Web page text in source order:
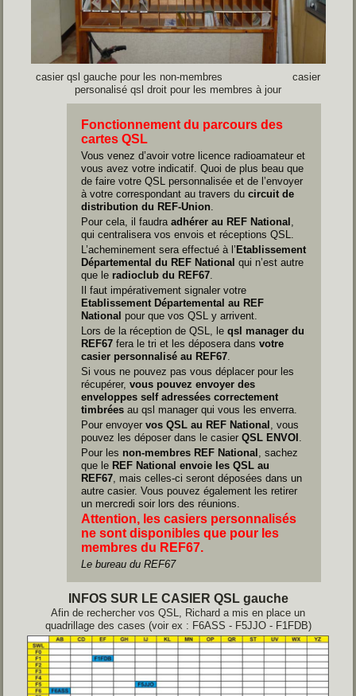
casier qsl gauche pour les non-membres casier
personalisé qsl droit pour les membres à jour
Fonctionnement du parcours des
cartes QSL
Vous venez d’avoir votre licence radioamateur et
vous avez votre indicatif. Quoi de plus beau que
de faire votre QSL personnalisée et de l’envoyer
à votre correspondant au travers ducircuit de
distribution du REF-Union
Pour cela, il faudraadhérer au REF National
qui centralisera vos envois et réceptions QSL.
L’acheminement sera effectué à l’ Etablissement
Départemental du REF Nationalqui n’est autre
que le radioclub du REF67
Il faut impérativement signaler votre
Etablissement Départemental au REF
National pour que vos QSL y arrivent.
Lors de la réception de QSL, leqsl manager du
REF67 fera le tri et les déposera dansvotre
casier personnalisé au REF67
Si vous ne pouvez pas vous déplacer pour les
récupérer,vous pouvez envoyer des
enveloppes self adressées correctement
timbrées au qsl manager qui vous les enverra.
Pour envoyervos QSL au REF National
, vous
pouvez les déposer dans le casierQSL ENVOI
Pour les non-membres REF National
, sachez
que le REF National envoie les QSL au
REF67 , mais celles-ci seront déposées dans un
autre casier. Vous pouvez également les retirer
un mercredi soir lors des réunions.
Attention, les casiers personnalisés
ne sont disponibles que pour les
membres du REF67.
Le bureau du REF67
INFOS SUR LE CASIER QSL gauche
Afin de rechercher vos QSL, Richard a mis en place un
quadrillage des cases (voir ex : F6ASS - F5JJO - F1FDB)